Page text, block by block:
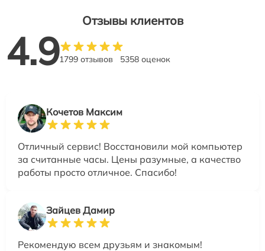
Отзывы клиентов
4.91799 отзывов 5358 оценок
Кочетов Максим
Отличный сервис! Восстановили мой компьютер
за считанные часы. Цены разумные, а качество
работы просто отличное. Спасибо!
Зайцев Дамир
Рекомендую всем друзьям и знакомым!